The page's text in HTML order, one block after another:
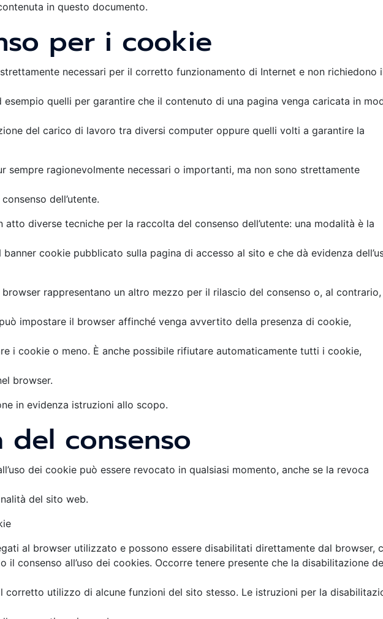
in questo documento.
per i cookie
necessari per il corretto funzionamento di Internet e non richiedono
esempio quelli per garantire che il contenuto di una pagina venga caricata in
del carico di lavoro tra diversi computer oppure quelli volti a garantire la
sempre ragionevolmente necessari o importanti, ma non sono strettamente
dell’utente.
atto diverse tecniche per la raccolta del consenso dell’utente: una modalità è la
banner cookie pubblicato sulla pagina di accesso al sito e che dà evidenza
rappresentano un altro mezzo per il rilascio del consenso o, al
impostare il browser affinché venga avvertito della presenza di cookie,
i cookie o meno. È anche possibile rifiutare automaticamente tutti i cookie,
browser.
in evidenza istruzioni allo scopo.
del consenso
dei cookie può essere revocato in qualsiasi momento, anche se la revoca
del sito web.
al browser utilizzato e possono essere disabilitati direttamente dal browser,
il consenso all’uso dei cookies. Occorre tenere presente che la disabilitazione
corretto utilizzo di alcune funzioni del sito stesso. Le istruzioni per la